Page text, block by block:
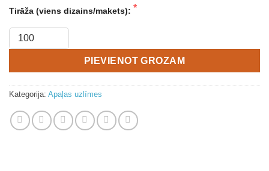
Tirāža (viens dizains/makets):
PIEVIENOT GROZAM
Kategorija: Apaļas uzlīmes